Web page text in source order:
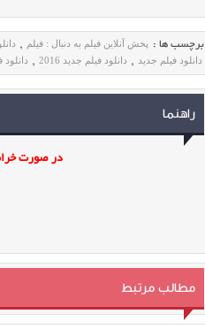
برچسب ها : پخش آنلاین فیلم به دنبال : فیلم ,
دانلود فیلم جدید , دانلود فیلم جدید 2016 ,
راهنما
در صورت
مطالب مرتبط